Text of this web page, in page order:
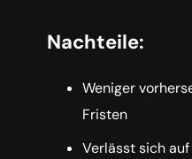
Nachteile:
Weniger
Fristen
Verlässt sich